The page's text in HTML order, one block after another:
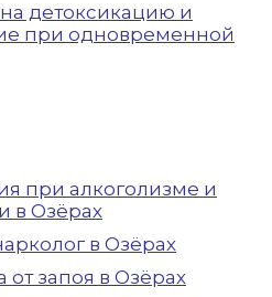
на детоксикацию и
при одновременной
при алкоголизме и
в Озёрах
в Озёрах
от запоя в Озёрах